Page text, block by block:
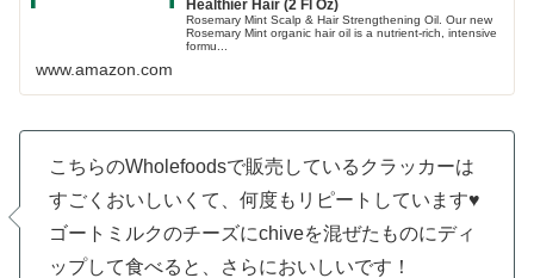
Healthier Hair (2 Fl Oz)
Rosemary Mint Scalp & Hair Strengthening Oil. Our new
Rosemary Mint organic hair oil is a nutrient-rich, intensive
formu...
www.amazon.com
こちらのWholefoodsで販売しているクラッカーは
すごくおいしいくて、何度もリピートしています♥
ゴートミルクのチーズにchiveを混ぜたものにディ
ップして食べると、さらにおいしいです！